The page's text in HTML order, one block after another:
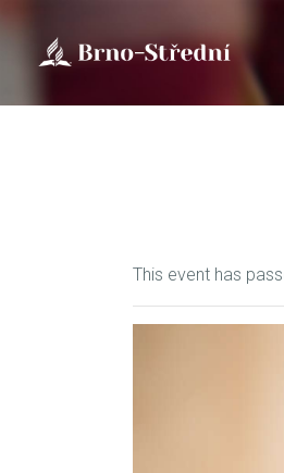
This event has